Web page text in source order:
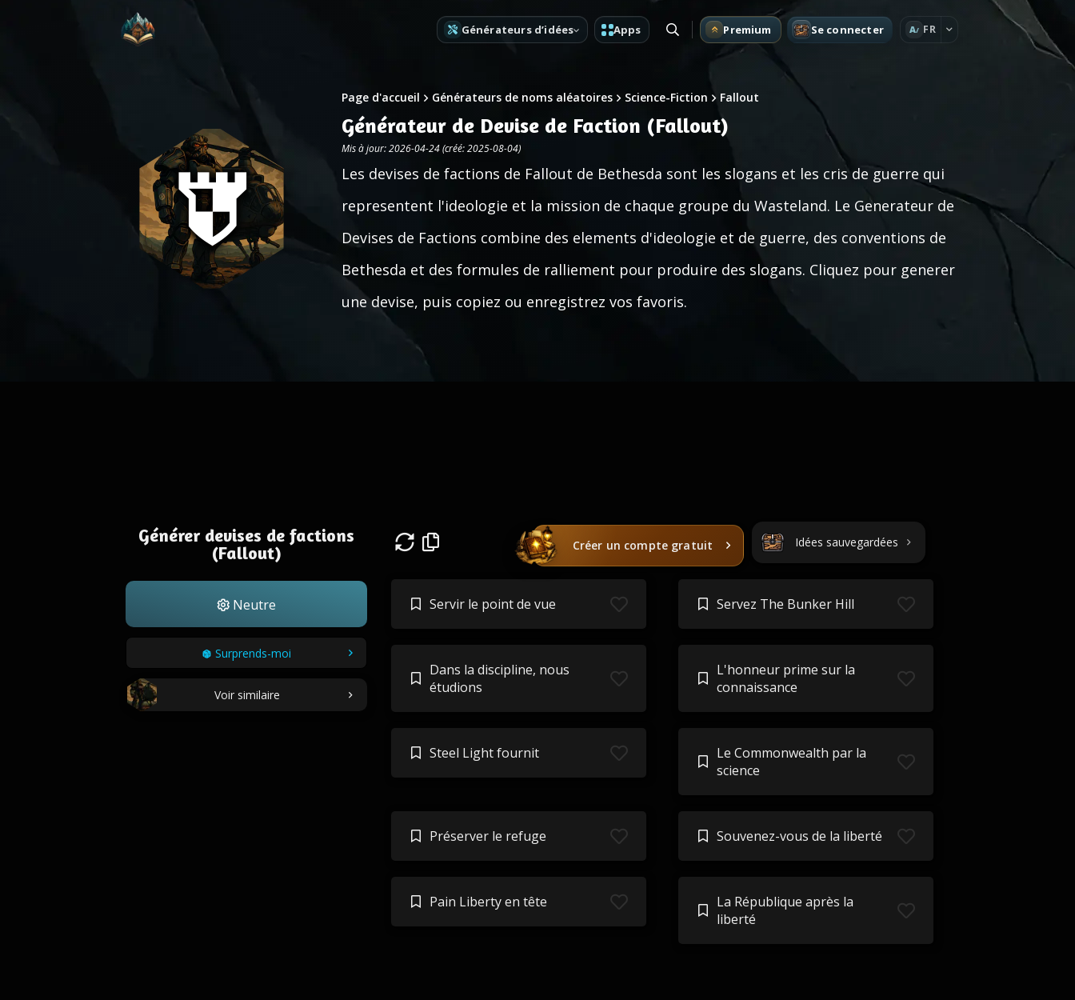
Générateurs d’idées Apps Premium Se connecter A FR
Page d'accueil Générateurs de noms aléatoires Science-Fiction Fallout
Générateur de Devise de Faction (Fallout)
Mis à jour: 2026-04-24 (créé: 2025-08-04)
Les devises de factions de Fallout de Bethesda sont les slogans et les cris de guerre qui
representent l'ideologie et la mission de chaque groupe du Wasteland. Le Generateur de
Devises de Factions combine des elements d'ideologie et de guerre, des conventions de
Bethesda et des formules de ralliement pour produire des slogans. Cliquez pour generer
une devise, puis copiez ou enregistrez vos favoris.
Générer devises de factions
(Fallout)
Neutre
Surprends-moi
Voir similaire
Créer un compte gratuit Idées sauvegardées
Servir le point de vue Servez The Bunker Hill
Dans la discipline, nous
étudions
L'honneur prime sur la
connaissance
Steel Light fournit
Le Commonwealth par la
science
Préserver le refuge Souvenez-vous de la liberté
Pain Liberty en tête
La République après la
liberté